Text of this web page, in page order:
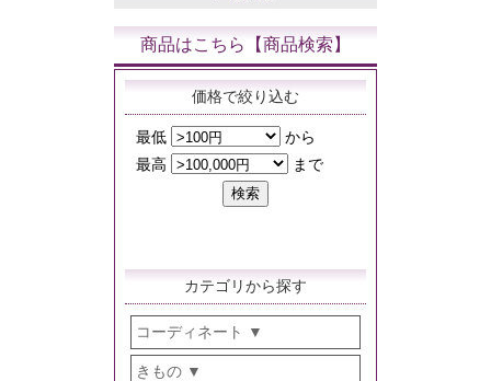
商品はこちら【商品検索】
価格で絞り込む
カテゴリから探す
コーディネート
きもの